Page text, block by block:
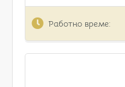
Работно време: